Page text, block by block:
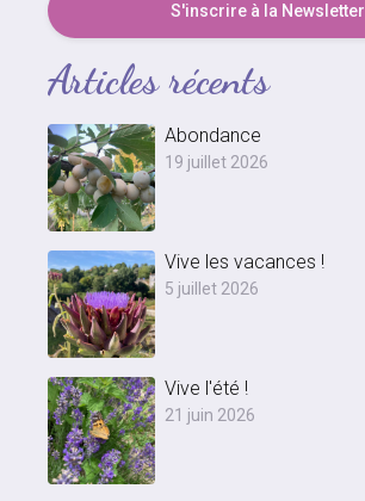
S'inscrire à la Newsletter
Articles récents
Abondance
19 juillet 2026
Vive les vacances !
5 juillet 2026
Vive l'été !
21 juin 2026